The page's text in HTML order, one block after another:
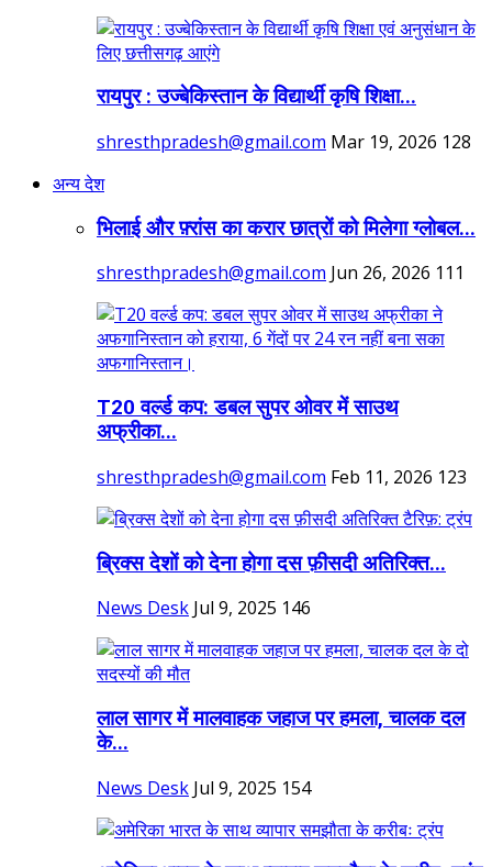
रायपुर : उज्बेकिस्तान के विद्यार्थी कृषि शिक्षा...
shresthpradesh@gmail.com Mar 19, 2026 128
अन्य देश
भिलाई और फ़्रांस का करार छात्रों को मिलेगा ग्लोबल...
shresthpradesh@gmail.com Jun 26, 2026 111
T20 वर्ल्ड कप: डबल सुपर ओवर में साउथ
अफ्रीका...
shresthpradesh@gmail.com Feb 11, 2026 123
ब्रिक्स देशों को देना होगा दस फ़ीसदी अतिरिक्त...
News Desk Jul 9, 2025 146
लाल सागर में मालवाहक जहाज पर हमला, चालक दल
के...
News Desk Jul 9, 2025 154